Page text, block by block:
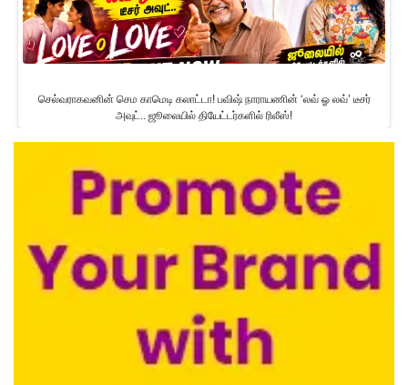
செல்வராகவனின் செம காமெடி கலாட்டா! பவிஷ் நாராயணின் ‘லவ் ஓ லவ்’ டீசர்
அவுட்.. ஜூலையில் தியேட்டர்களில் ரிலீஸ்!